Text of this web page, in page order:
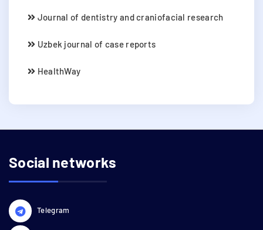
Journal of dentistry and craniofacial research
Uzbek journal of case reports
HealthWay
Social networks
Telegram